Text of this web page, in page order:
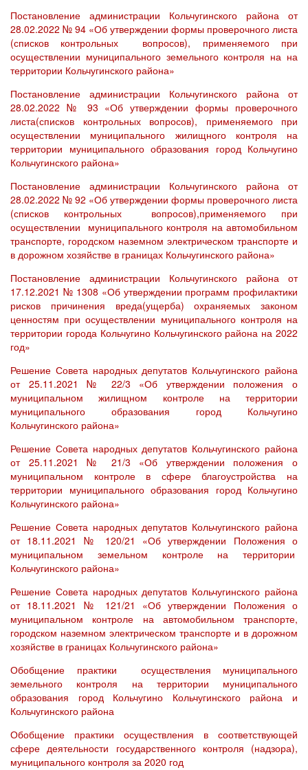
Постановление администрации Кольчугинского района от
28.02.2022 № 94 «Об утверждении формы проверочного листа
(списков контрольных вопросов), применяемого при
осуществлении муниципального земельного контроля на на
территории Кольчугинского района»
Постановление администрации Кольчугинского района от
28.02.2022 № 93 «Об утверждении формы проверочного
листа(списков контрольных вопросов), применяемого при
осуществлении муниципального жилищного контроля на
территории муниципального образования город Кольчугино
Кольчугинского района»
Постановление администрации Кольчугинского района от
28.02.2022 № 92 «Об утверждении формы проверочного листа
(списков контрольных вопросов),применяемого при
осуществлении муниципального контроля на автомобильном
транспорте, городском наземном электрическом транспорте и
в дорожном хозяйстве в границах Кольчугинского района»
Постановление администрации Кольчугинского района от
17.12.2021 № 1308 «Об утверждении программ профилактики
рисков причинения вреда(ущерба) охраняемых законом
ценностям при осуществлении муниципального контроля на
территории города Кольчугино Кольчугинского района на 2022
год»
Решение Совета народных депутатов Кольчугинского района
от 25.11.2021 № 22/3 «Об утверждении положения о
муниципальном жилищном контроле на территории
муниципального образования город Кольчугино
Кольчугинского района»
Решение Совета народных депутатов Кольчугинского района
от 25.11.2021 № 21/3 «Об утверждении положения о
муниципальном контроле в сфере благоустройства на
территории муниципального образования город Кольчугино
Кольчугинского района»
Решение Совета народных депутатов Кольчугинского района
от 18.11.2021 № 120/21 «Об утверждении Положения о
муниципальном земельном контроле на территории
Кольчугинского района»
Решение Совета народных депутатов Кольчугинского района
от 18.11.2021 № 121/21 «Об утверждении Положения о
муниципальном контроле на автомобильном транспорте,
городском наземном электрическом транспорте и в дорожном
хозяйстве в границах Кольчугинского района»
Обобщение практики осуществления муниципального
земельного контроля на территории муниципального
образования город Кольчугино Кольчугинского района и
Кольчугинского района
Обобщение практики осуществления в соответствующей
сфере деятельности государственного контроля (надзора),
муниципального контроля за 2020 год